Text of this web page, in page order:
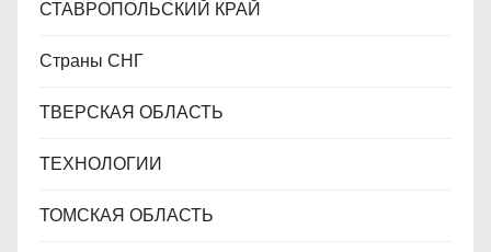
СТАВРОПОЛЬСКИЙ КРАЙ
Страны СНГ
ТВЕРСКАЯ ОБЛАСТЬ
ТЕХНОЛОГИИ
ТОМСКАЯ ОБЛАСТЬ